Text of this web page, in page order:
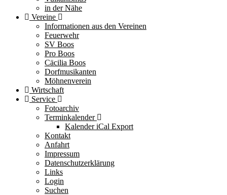
in der Nähe
Vereine
Informationen aus den Vereinen
Feuerwehr
SV Boos
Pro Boos
Cäcilia Boos
Dorfmusikanten
Möhnenverein
Wirtschaft
Service
Fotoarchiv
Terminkalender
Kalender iCal Export
Kontakt
Anfahrt
Impressum
Datenschutzerklärung
Links
Login
Suchen